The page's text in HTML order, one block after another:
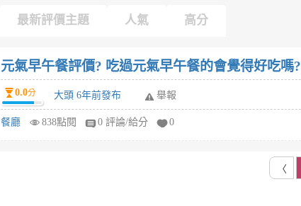
最新評價主題 人氣 高分
元氣早午餐評價? 吃過元氣早午餐的會覺得好吃嗎?
0.0分 大頭 6年前發布 舉報
餐廳 838點閱 0 評論/給分 0
〈